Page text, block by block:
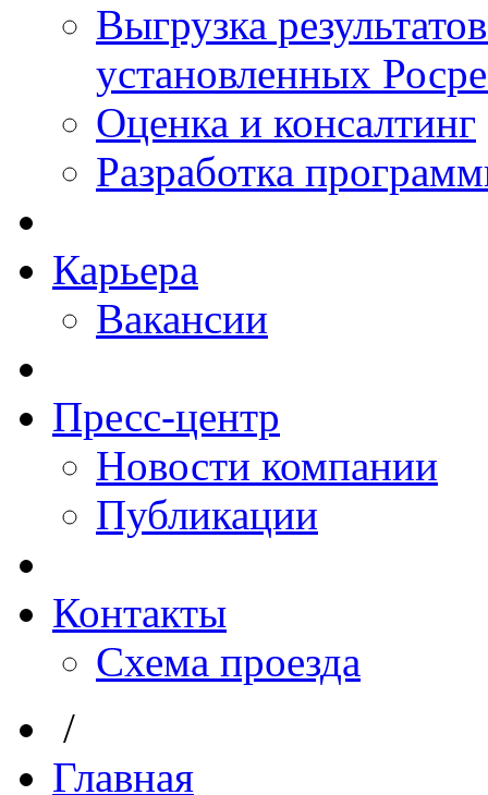
Выгрузка
установленных
Оценка и консалтинг
Разработка
Карьера
Вакансии
Пресс-центр
Новости компании
Публикации
Контакты
Схема проезда
/
Главная